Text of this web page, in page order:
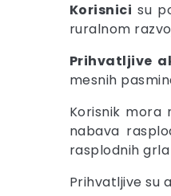
Korisnici su
ruralnom
Prihvatljive
mesnih
Korisnik
nabava
rasplodnih
Prihvatljive su